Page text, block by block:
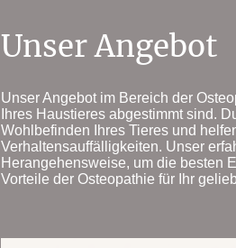
Unser Angebot
Unser Angebot im Bereich der
Ihres Haustieres abgestimmt sind.
Wohlbefinden Ihres Tieres und
Verhaltensauffälligkeiten. Unser
Herangehensweise, um die besten
Vorteile der Osteopathie für Ihr